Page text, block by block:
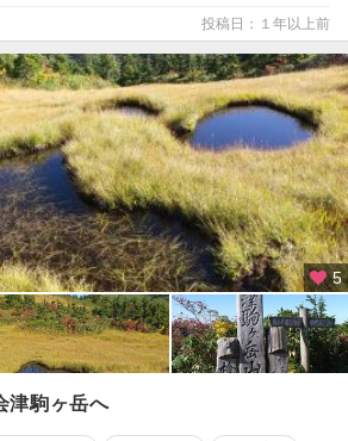
投稿日：１年以上前
5
津駒ヶ岳へ